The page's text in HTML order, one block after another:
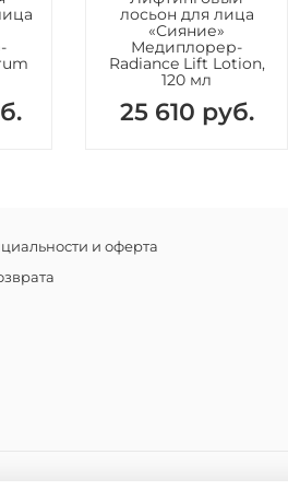
лосьон для лица
«Сияние»
Медиплорер-
Radiance Lift Lotion,
120 мл
25 610 руб.
и оферта